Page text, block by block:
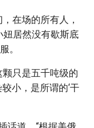
在场的所有人，
妞居然没有歇斯底
。
只是五千吨级的
小，是所谓的‘干